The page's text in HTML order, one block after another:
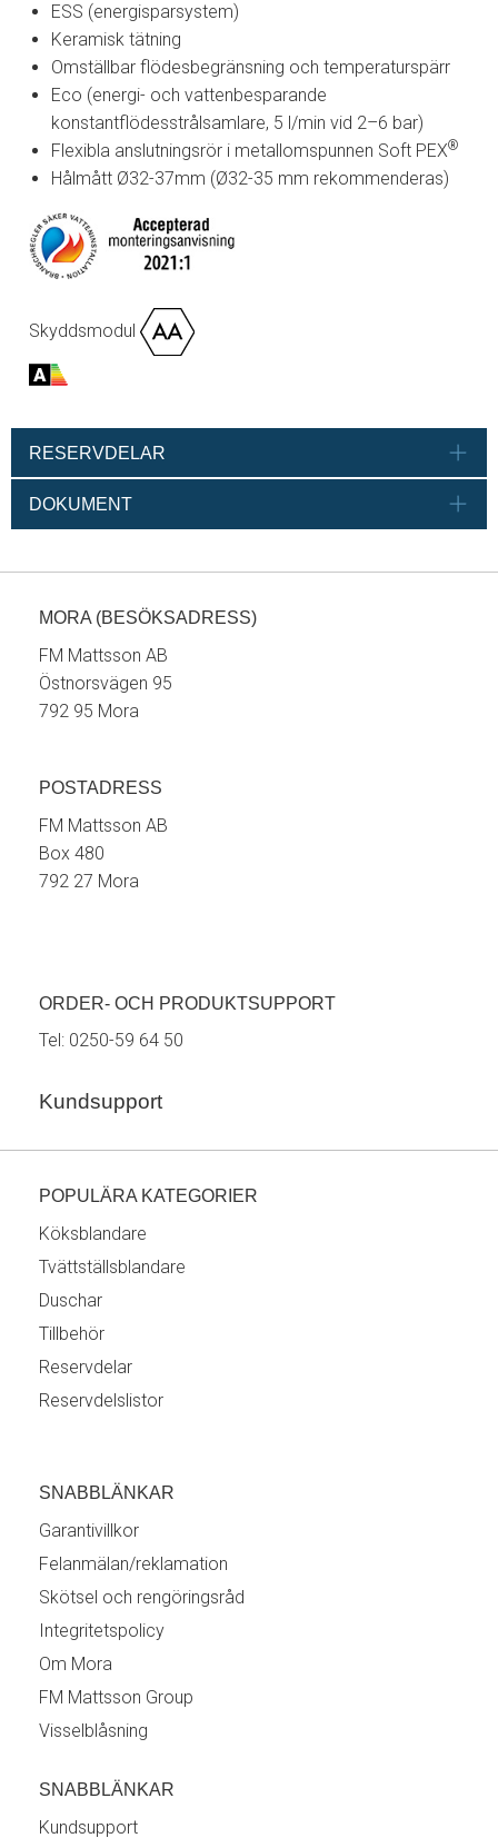
ESS (energisparsystem)
Keramisk tätning
Omställbar flödesbegränsning och temperaturspärr
Eco (energi- och vattenbesparande
konstantflödesstrålsamlare, 5 l/min vid 2–6 bar)
Flexibla anslutningsrör i metallomspunnen Soft PEX®
Hålmått Ø32-37mm (Ø32-35 mm rekommenderas)
Skyddsmodul
RESERVDELAR
DOKUMENT
MORA (BESÖKSADRESS)
FM Mattsson AB
Östnorsvägen 95
792 95 Mora
POSTADRESS
FM Mattsson AB
Box 480
792 27 Mora
ORDER- OCH PRODUKTSUPPORT
Tel: 0250-59 64 50
Kundsupport
POPULÄRA KATEGORIER
Köksblandare
Tvättställsblandare
Duschar
Tillbehör
Reservdelar
Reservdelslistor
SNABBLÄNKAR
Garantivillkor
Felanmälan/reklamation
Skötsel och rengöringsråd
Integritetspolicy
Om Mora
FM Mattsson Group
Visselblåsning
SNABBLÄNKAR
Kundsupport